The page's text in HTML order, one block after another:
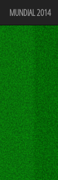
MUNDIAL 2014